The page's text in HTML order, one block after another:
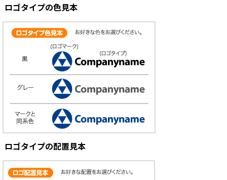
ロゴタイプの色見本
ロゴタイプの配置見本